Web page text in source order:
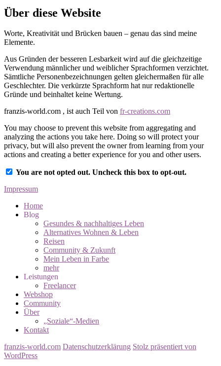
Über diese Website
Worte, Kreativität und Brücken bauen – genau das sind meine
Elemente.
Aus Gründen der besseren Lesbarkeit wird auf die gleichzeitige
Verwendung männlicher und weiblicher Sprachformen verzichtet.
Sämtliche Personenbezeichnungen gelten gleichermaßen für alle
Geschlechter. Die verkürzte Sprachform hat nur redaktionelle
Gründe und beinhaltet keine Wertung.
franzis-world.com , ist auch Teil von fr-creations.com
You may choose to prevent this website from aggregating and
analyzing the actions you take here. Doing so will protect your
privacy, but will also prevent the owner from learning from your
actions and creating a better experience for you and other users.
You are not opted out. Uncheck this box to opt-out.
Impressum
Home
Blog
Gesundes & nachhaltiges Leben
Alternatives Wohnen & Leben
​Reisen
​Community & Zukunft
Mein Leben in Farbe
mehr
Leistungen
Freelancer
Webshop
Community
Über
„Soziale“-Medien
Kontakt
franzis-world.com Datenschutzerklärung Stolz präsentiert von
WordPress